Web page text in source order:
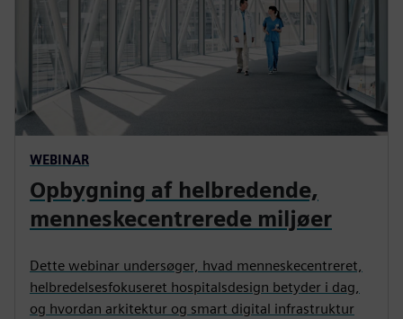
WEBINAR
Opbygning af helbredende,
menneskecentrerede miljøer
Dette webinar undersøger, hvad menneskecentreret,
helbredelsesfokuseret hospitalsdesign betyder i dag,
og hvordan arkitektur og smart digital infrastruktur